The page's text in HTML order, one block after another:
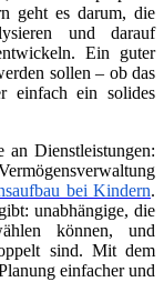
geht es darum, die
und darauf
Ein guter
sollen – ob das
einfach ein solides
an Dienstleistungen:
bei Kindern.
unabhängige, die
können, und
sind. Mit dem
einfacher und